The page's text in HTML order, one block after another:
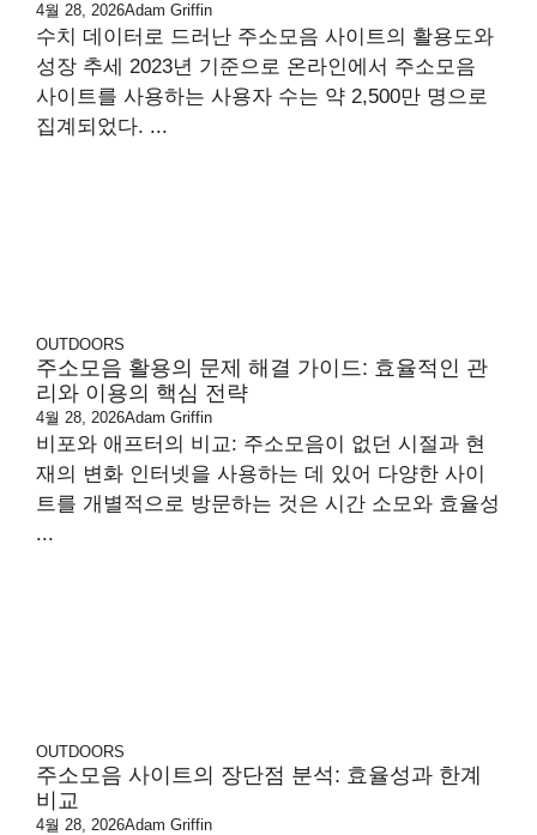
4월 28, 2026Adam Griffin
수치 데이터로 드러난 주소모음 사이트의 활용도와
성장 추세 2023년 기준으로 온라인에서 주소모음
사이트를 사용하는 사용자 수는 약 2,500만 명으로
집계되었다. ...
OUTDOORS
주소모음 활용의 문제 해결 가이드: 효율적인 관
리와 이용의 핵심 전략
4월 28, 2026Adam Griffin
비포와 애프터의 비교: 주소모음이 없던 시절과 현
재의 변화 인터넷을 사용하는 데 있어 다양한 사이
트를 개별적으로 방문하는 것은 시간 소모와 효율성
...
OUTDOORS
주소모음 사이트의 장단점 분석: 효율성과 한계
비교
4월 28, 2026Adam Griffin